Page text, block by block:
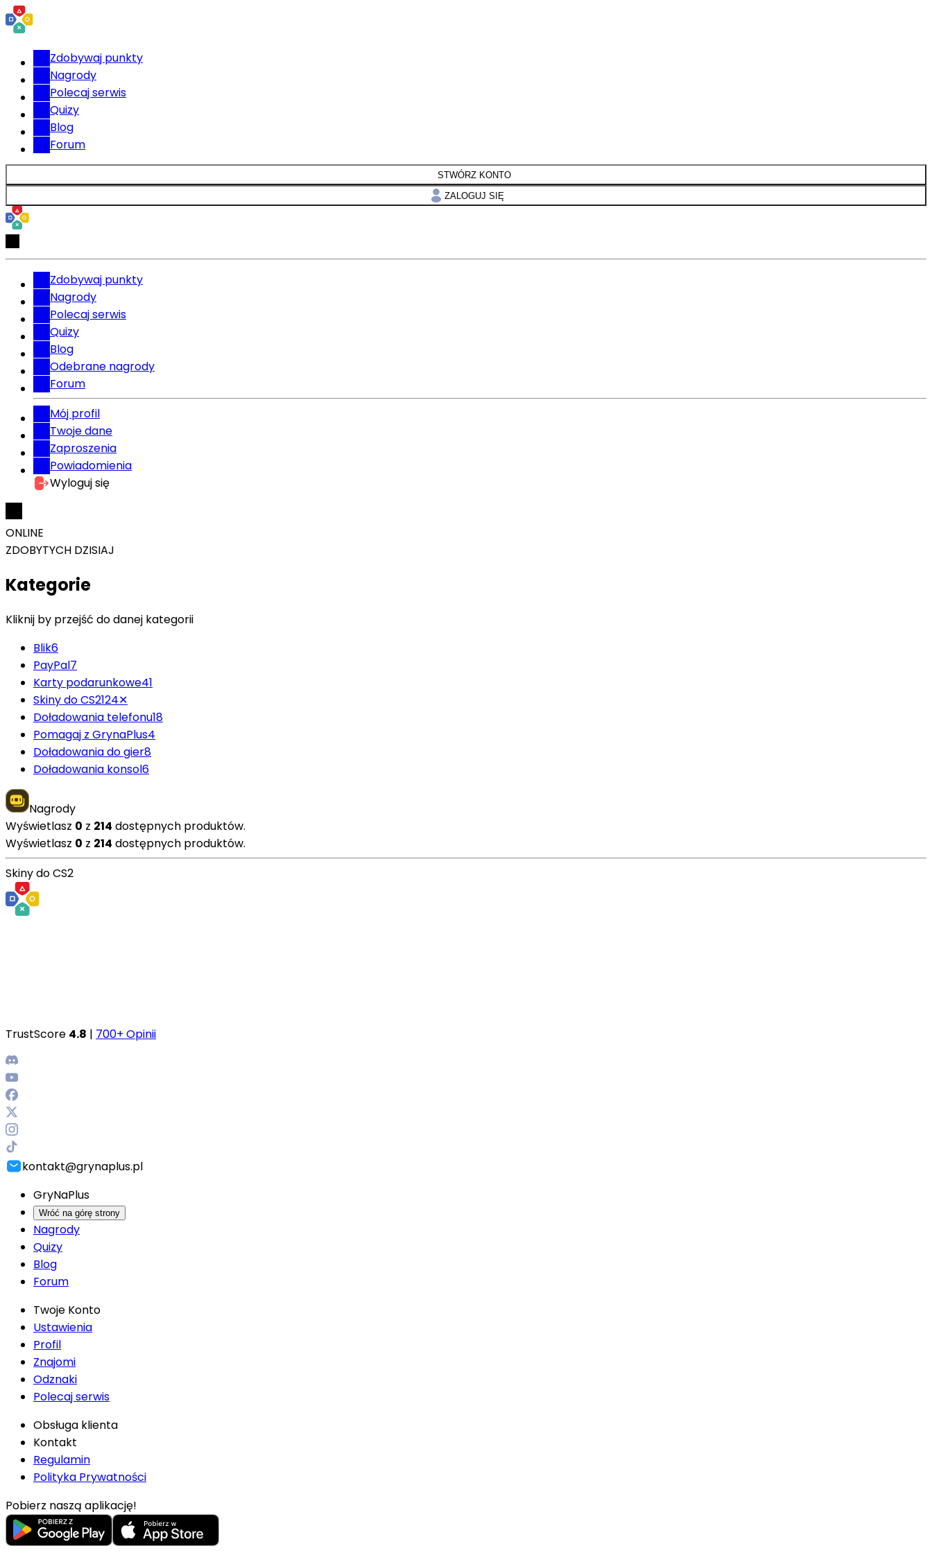
Zdobywaj punkty
Nagrody
Polecaj serwis
Quizy
Blog
Forum
STWÓRZ KONTO
ZALOGUJ SIĘ
Zdobywaj punkty
Nagrody
Polecaj serwis
Quizy
Blog
Odebrane nagrody
Forum
Mój profil
Twoje dane
Zaproszenia
Powiadomienia
Wyloguj się
ONLINE
ZDOBYTYCH DZISIAJ
Kategorie
Kliknij by przejść do danej kategorii
Blik6
PayPal7
Karty podarunkowe41
Skiny do CS2124✕
Doładowania telefonu18
Pomagaj z GrynaPlus4
Doładowania do gier8
Doładowania konsol6
Nagrody
Wyświetlasz 0 z 214 dostępnych produktów.
Wyświetlasz 0 z 214 dostępnych produktów.
Skiny do CS2
TrustScore 4.8 | 700+ Opinii
kontakt@grynaplus.pl
GryNaPlus
Wróć na górę strony
Nagrody
Quizy
Blog
Forum
Twoje Konto
Ustawienia
Profil
Znajomi
Odznaki
Polecaj serwis
Obsługa klienta
Kontakt
Regulamin
Polityka Prywatności
Pobierz naszą aplikację!